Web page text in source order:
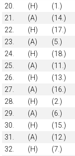
20.
(H) (1.)
21.
(A) (14.)
22.
(H) (17.)
23.
(A) (5.)
24.
(H) (18.)
25.
(A) (11.)
26.
(H) (13.)
27.
(A) (16.)
28.
(H) (2.)
29.
(A) (6.)
30.
(H) (15.)
31.
(A) (12.)
32.
(H) (7.)